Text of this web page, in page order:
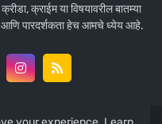
क्राईम या विषयावरील बातम्या
आणि पारदर्शकता हेच आमचे ध्येय आहे.